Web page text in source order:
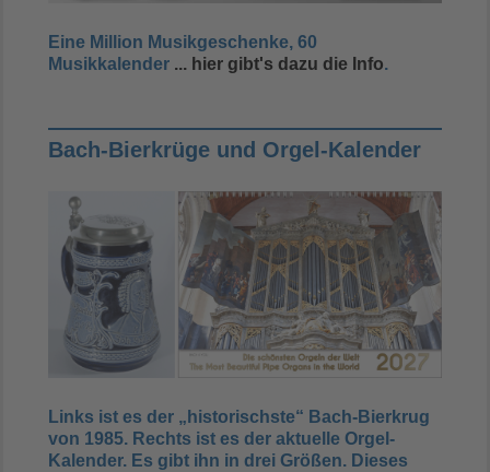
Eine Million Musikgeschenke, 60
Musikkalender ... hier gibt's dazu die Info.
Bach-Bierkrüge und Orgel-Kalender
Links ist es der „historischste“ Bach-Bierkrug
von 1985. Rechts ist es der aktuelle Orgel-
Kalender. Es gibt ihn in drei Größen. Dieses